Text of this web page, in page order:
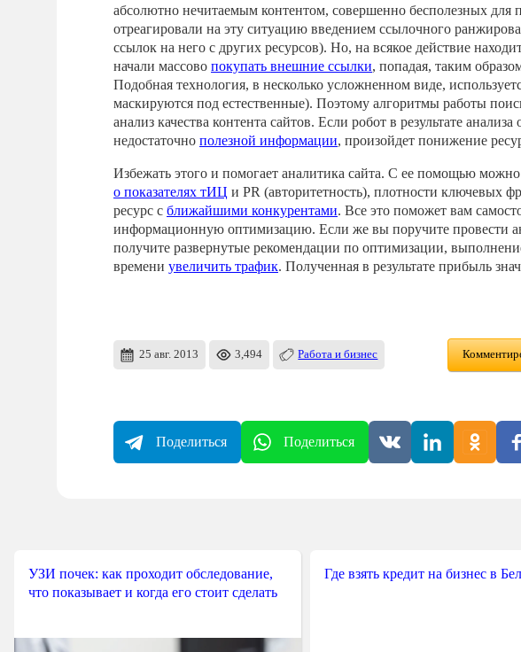
абсолютно нечитаемым контентом, совершенно бесполезных для
отреагировали на эту ситуацию введением ссылочного
ссылок на него с других ресурсов). Но, на всякое действие
начали массово покупать внешние ссылки, попадая, таким
Подобная технология, в несколько усложненном виде,
маскируются под естественные). Поэтому алгоритмы работы
анализ качества контента сайтов. Если робот в результате
недостаточно полезной информации, произойдет понижение
Избежать этого и помогает аналитика сайта. С ее помощью
о показателях тИЦ и PR (авторитетность), плотности ключевых
ресурс с ближайшими конкурентами. Все это поможет вам
информационную оптимизацию. Если же вы поручите провести
получите развернутые рекомендации по оптимизации,
времени увеличить трафик. Полученная в результате прибыль
25 авг. 2013 3,494 Работа и бизнес
Поделиться Поделиться
УЗИ почек: как проходит обследование,
что показывает и когда его стоит сделать
Где взять кредит на бизнес в